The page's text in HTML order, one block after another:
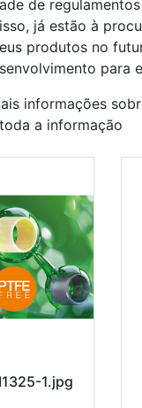
de
já estão à
produtos no
para
informações
a informação
1.jpg